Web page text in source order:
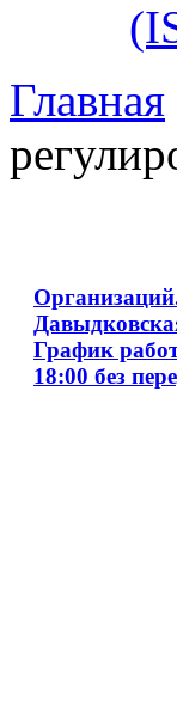
Главная
График
18:00 без